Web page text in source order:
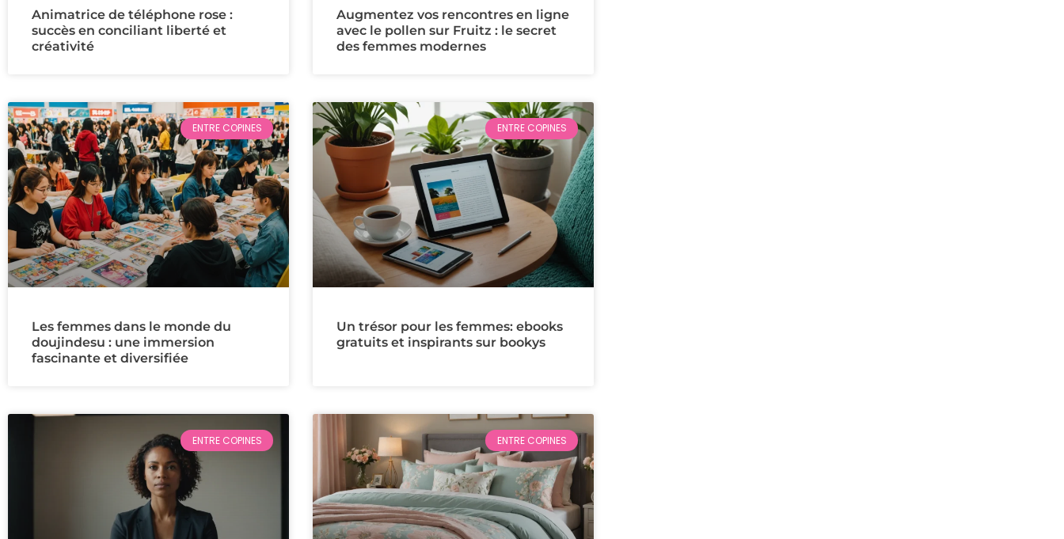
Animatrice de téléphone rose :
succès en conciliant liberté et
créativité
Augmentez vos rencontres en ligne
avec le pollen sur Fruitz : le secret
des femmes modernes
ENTRE COPINES
Les femmes dans le monde du
doujindesu : une immersion
fascinante et diversifiée
ENTRE COPINES
Un trésor pour les femmes: ebooks
gratuits et inspirants sur bookys
ENTRE COPINES ENTRE COPINES